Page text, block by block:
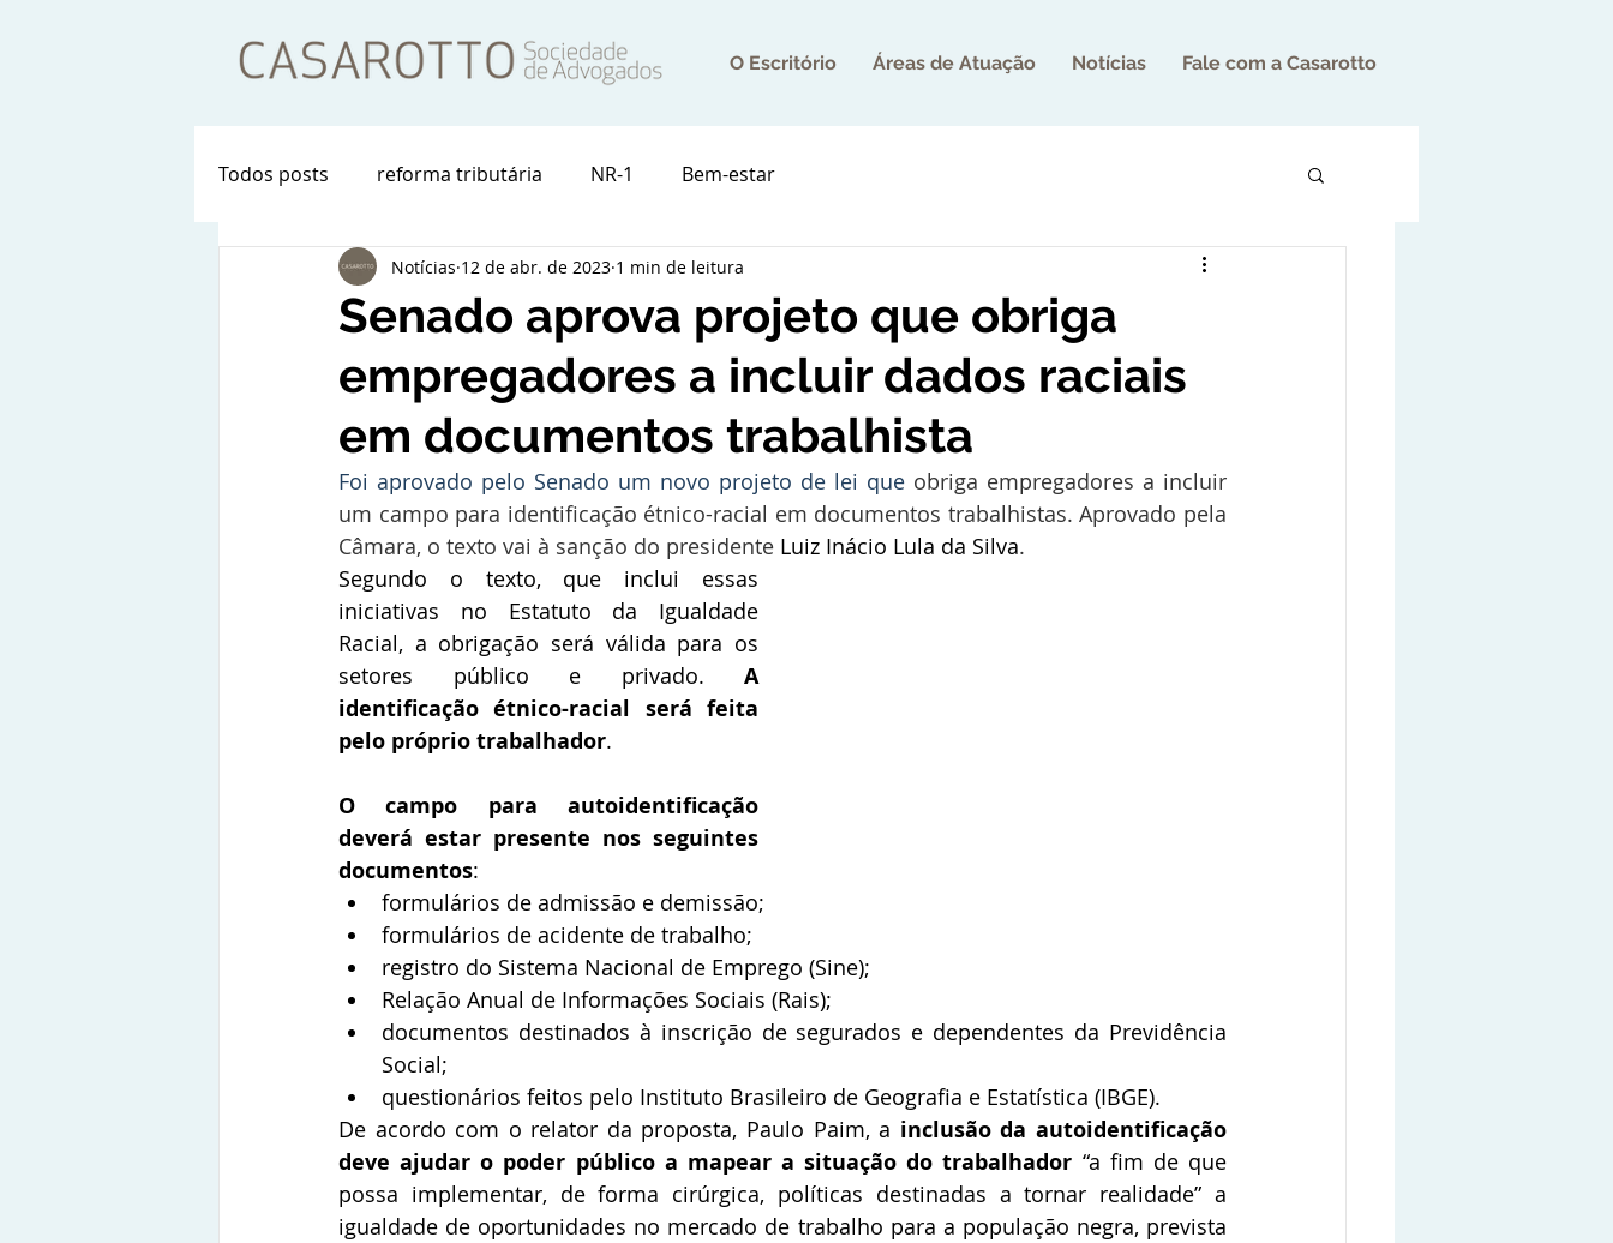
O Escritório Áreas de Atuação Notícias Fale com a Casarotto
Todos posts reforma tributária NR-1 Bem-estar
Senado aprova projeto que obriga
empregadores a incluir dados raciais
em documentos trabalhista
Notícias 12 de abr. de 2023 1 min de leitura
Foi aprovado pelo Senado um novo projeto de lei que obriga empregadores a incluir
um campo para identificação étnico-racial em documentos trabalhistas. Aprovado pela
Câmara, o texto vai à sanção do presidente Luiz Inácio Lula da Silva.
Segundo o texto, que inclui essas
iniciativas no Estatuto da Igualdade
Racial, a obrigação será válida para os
setores público e privado. A
identificação étnico-racial será feita
pelo próprio trabalhador.
O campo para autoidentificação
deverá estar presente nos seguintes
documentos:
formulários de admissão e demissão;
formulários de acidente de trabalho;
registro do Sistema Nacional de Emprego (Sine);
Relação Anual de Informações Sociais (Rais);
documentos destinados à inscrição de segurados e dependentes da Previdência
Social;
questionários feitos pelo Instituto Brasileiro de Geografia e Estatística (IBGE).
De acordo com o relator da proposta, Paulo Paim, a inclusão da autoidentificação
deve ajudar o poder público a mapear a situação do trabalhador “a fim de que
possa implementar, de forma cirúrgica, políticas destinadas a tornar realidade” a
igualdade de oportunidades no mercado de trabalho para a população negra, prevista